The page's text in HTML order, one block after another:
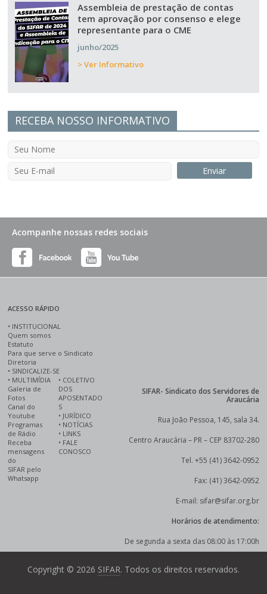
Assembleia de prestação de contas
tem aprovação por consenso e elege
representante para o CME
junho/2025
> Ver Informativo
RECEBA NOSSO INFORMATIVO
Acompanhe nossas redes sociais
ACESSO RÁPIDO
• INSTITUCIONAL
Quem somos
Estatuto
Para que serve o Sindicato
Diretoria
• SINDICALIZE-SE
• MULTIMÍDIA
Galeria de
Fotos
Canal do
Youtube
Programas
de Rádio
Receba
mensagens
do
SIFAR pelo
Whatsapp
• COLETIVO
DOS
APOSENTADO
S
• JURÍDICO
• NOTÍCIAS
• LINKS
• FALE
CONOSCO
SIFAR- Sindicato dos Servidores de
Araucária
Rua João Pessoa, 145, sala 34.
Centro Araucária – PR – CEP 83702-280
Tel. +55 (41) 3642-0952
Fax: (41) 3642-0952
E-mail: sifar@sifar.org.br
Horários de atendimento:
De segunda a sexta das 08:00 às 17:00h
Copyright © 2026 SIFAR. Todos os direitos reservados.